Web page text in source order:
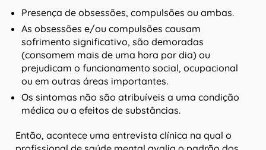
Presença de obsessões, compulsões ou ambas.
As obsessões e/ou compulsões causam
sofrimento significativo, são demoradas
(consomem mais de uma hora por dia) ou
prejudicam o funcionamento social, ocupacional
ou em outras áreas importantes.
Os sintomas não são atribuíveis a uma condição
médica ou a efeitos de substâncias.
Então, acontece uma entrevista clínica na qual o